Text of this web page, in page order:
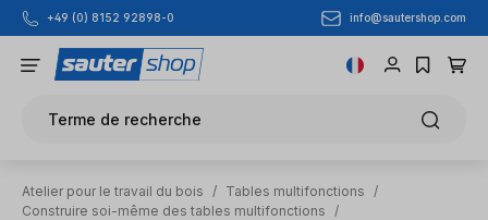
Passer au contenu principal
+49 (0) 8152 92898-0 info@sautershop.com
Terme de recherche
Atelier pour le travail du bois / Tables multifonctions
/
Construire soi-même des tables multifonctions
/